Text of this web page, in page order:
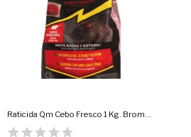
Raticida Qm Cebo Fresco 1 Kg. Bromadiolona